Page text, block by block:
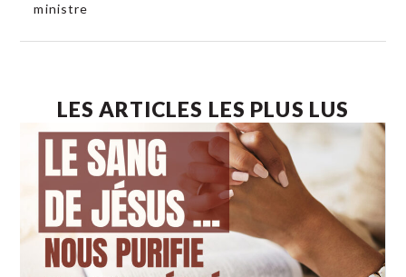
ministre
LES ARTICLES LES PLUS LUS